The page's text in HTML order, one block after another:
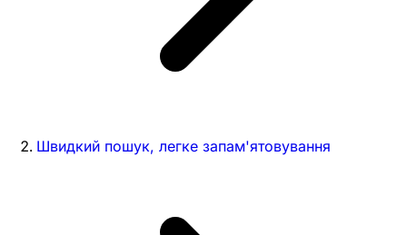
Швидкий пошук, легке запам'ятовування